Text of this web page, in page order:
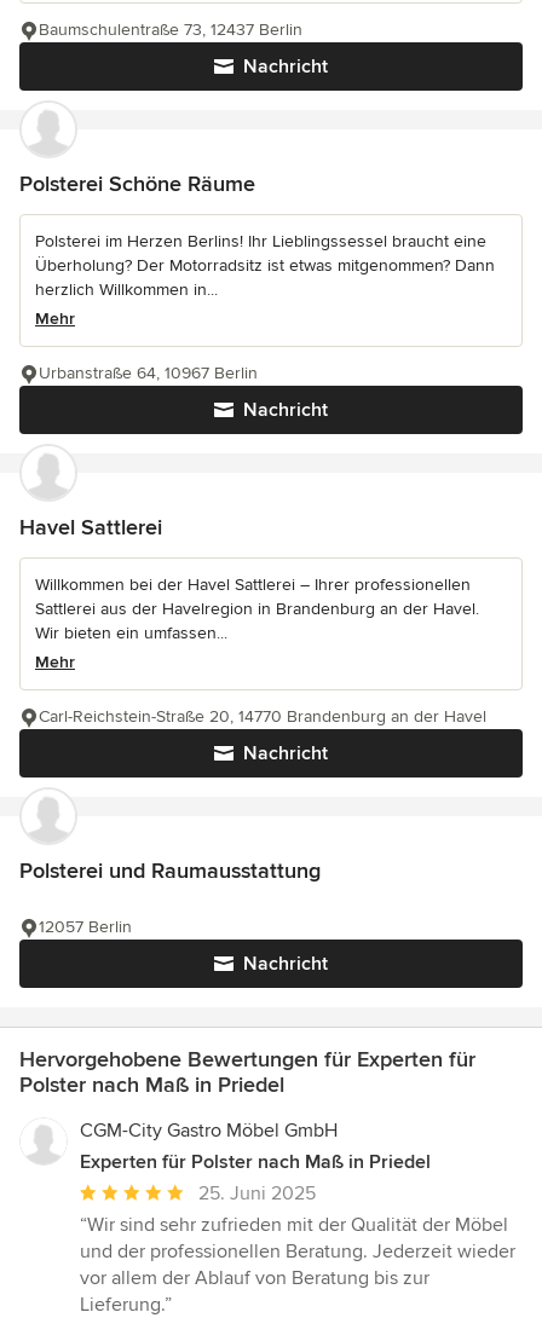
Nachricht
Baumschulentraße 73, 12437 Berlin
Polsterei Schöne Räume
Polsterei im Herzen Berlins! Ihr Lieblingssessel braucht eine
Überholung? Der Motorradsitz ist etwas mitgenommen? Dann
herzlich Willkommen in...
Mehr
Nachricht
Urbanstraße 64, 10967 Berlin
Havel Sattlerei
Willkommen bei der Havel Sattlerei – Ihrer professionellen
Sattlerei aus der Havelregion in Brandenburg an der Havel.
Wir bieten ein umfassen...
Mehr
Nachricht
Carl-Reichstein-Straße 20, 14770 Brandenburg an der Havel
Polsterei und Raumausstattung
Nachricht
12057 Berlin
Hervorgehobene Bewertungen für Experten für
Polster nach Maß in Priedel
CGM-City Gastro Möbel GmbH
Experten für Polster nach Maß in Priedel
Durchschnittliche
Bewertung:
5
von
5
25. Juni 2025
“Wir sind sehr zufrieden mit der Qualität der Möbel
und der professionellen Beratung. Jederzeit wieder
vor allem der Ablauf von Beratung bis zur
Lieferung.”